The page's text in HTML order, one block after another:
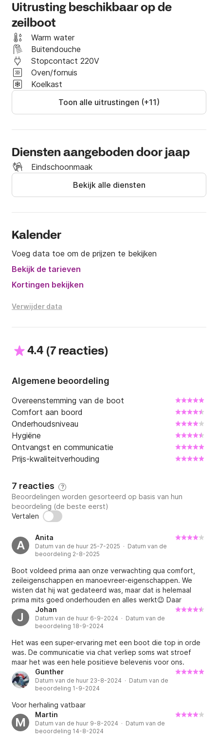
Ik kijk uit naar je bericht!
Uitrusting beschikbaar op de
zeilboot
Warm water
Buitendouche
Stopcontact 220V
Oven/fornuis
Koelkast
Toon alle uitrustingen (+11)
Diensten aangeboden door jaap
Eindschoonmaak
Bekijk alle diensten
Kalender
Voeg data toe om de prijzen te bekijken
Bekijk de tarieven
Kortingen bekijken
Verwijder data
4.4 (7 reacties)
Algemene beoordeling
Overeenstemming van de boot
Comfort aan boord
Onderhoudsniveau
Hygiëne
Ontvangst en communicatie
Prijs-kwaliteitverhouding
7 reacties ?
Beoordelingen worden gesorteerd op basis van hun
beoordeling (de beste eerst)
Vertalen
A
Anita
Datum van de huur 25-7-2025 · Datum van de
beoordeling 2-8-2025
Boot voldeed prima aan onze verwachting qua comfort,
zeileigenschappen en manoevreer-eigenschappen. We
wisten dat hij wat gedateerd was, maar dat is helemaal
prima mits goed onderhouden en alles werkt😉 Daar
ontbrak het wel wat aan. Drie stoppers waren kapot,
waardoor tijdens het zeilen onze rolgenua zakte.
Vervolgens de val maar in de stopper gedaan van de
onderlijkstrekker, die het nog wel deed. Alles zou in
principe vanuit de kuip te bedienen moeten zijn, maar
doordat alles niet meer zo soepel draait en gaat, niet
mogelijk. Zo ging een rif zetten niet vanuit de kuip en
moest ik zelf naar de giek om de riflijn handmatig daar door
te zetten. Grootschoot..klem zit zo gedraaid dat hij tijdens
roer lopen… Boot inclusief navigatie? Navigatie was kapot.
Qua schoonmaak (o.a. schimmel in de achterhut) en
communicatie (instructie bij aankomst…moesten we zelf om
vragen) kan het ook wat beter mijns inziens. Maar heerlijke
J
Johan
Datum van de huur 6-9-2024 · Datum van de
beoordeling 18-9-2024
Het was een super-ervaring met een boot die top in orde
was. De communicatie via chat verliep soms wat stroef
maar het was een hele positieve belevenis voor ons.
Gunther
Datum van de huur 23-8-2024 · Datum van de
beoordeling 1-9-2024
Voor herhaling vatbaar
M
Martin
Datum van de huur 9-8-2024 · Datum van de
beoordeling 14-8-2024